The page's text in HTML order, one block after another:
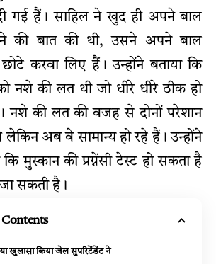
गई हैं। साहिल ने खुद ही अपने बाल
की बात की थी, उसने अपने बाल
करवा लिए हैं। उन्होंने बताया कि
नशे की लत थी जो धीरे धीरे ठीक हो
नशे की लत की वजह से दोनों परेशान
लेकिन अब वे सामान्य हो रहे हैं। उन्होंने
कि मुस्कान की प्रग्नेंसी टेस्ट हो सकता है
सकती है।
Contents
खुलासा किया जेल सुपरिटेंडेंट ने